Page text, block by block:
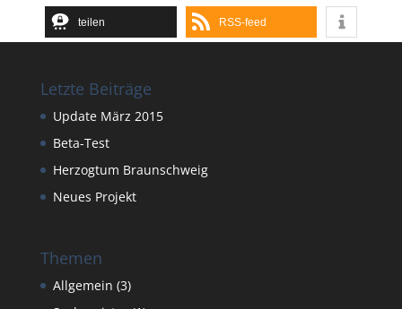
teilen RSS-feed
Letzte Beiträge
Update März 2015
Beta-Test
Herzogtum Braunschweig
Neues Projekt
Themen
Allgemein (3)